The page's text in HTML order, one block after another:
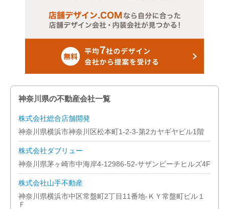
神奈川県の不動産会社一覧
株式会社総合店舗開発
神奈川県横浜市神奈川区松本町1-2-3-第2カヤギヤビル1階
株式会社ダブリュー
神奈川県茅ヶ崎市中海岸4-12986-52-サザンビーチヒルズ4F
株式会社山手不動産
神奈川県横浜市中区常盤町2丁目11番地-ＫＹ常盤町ビル１
Ｆ